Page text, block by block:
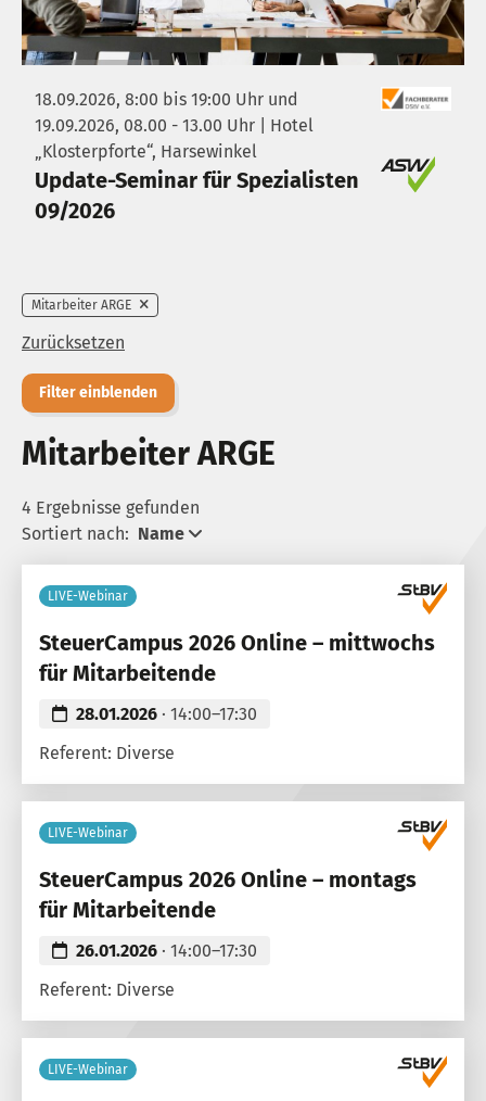
18.09.2026, 8:00 bis 19:00 Uhr und
19.09.2026, 08.00 - 13.00 Uhr | Hotel
„Klosterpforte“, Harsewinkel
Update-Seminar für Spezialisten
09/2026
Mitarbeiter ARGE
Zurücksetzen
Filter einblenden
Mitarbeiter ARGE
4 Ergebnisse gefunden
Sortiert nach: Name
LIVE-Webinar
SteuerCampus 2026 Online – mittwochs
für Mitarbeitende
28.01.2026 · 14:00–17:30
Referent: Diverse
LIVE-Webinar
SteuerCampus 2026 Online – montags
für Mitarbeitende
26.01.2026 · 14:00–17:30
Referent: Diverse
LIVE-Webinar